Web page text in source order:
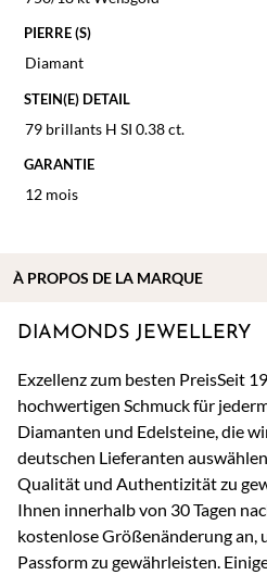
PIERRE (S)
Diamant
STEIN(E) DETAIL
79 brillants H SI 0.38 ct.
GARANTIE
12 mois
DIAMONDS JEWELLERY
Exzellenz zum besten PreisSeit
hochwertigen Schmuck für
Diamanten und Edelsteine, die
deutschen Lieferanten
Qualität und Authentizität zu
Ihnen innerhalb von 30 Tagen
kostenlose Größenänderung an,
Passform zu gewährleisten.
À PROPOS DE LA MARQUE